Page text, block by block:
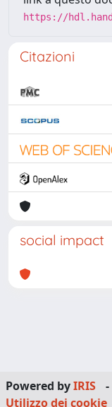
https://
Citazioni
social impact
Powered byIRIS -
Utilizzo dei cookie